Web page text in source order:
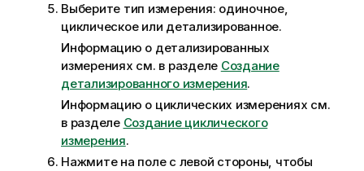
Выберите тип измерения: одиночное,
циклическое или детализированное.
Информацию о детализированных
измерениях см. в разделе Создание
детализированного измерения.
Информацию о циклических измерениях см.
в разделе Создание циклического
измерения.
Нажмите на поле с левой стороны, чтобы